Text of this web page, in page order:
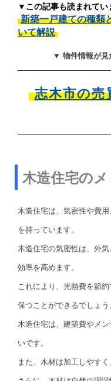
▼この記事も読まれてい
新築一戸建ての種類
いて解説
▼ 物件情報が見
志木市の売
木造住宅の
木造住宅は、気密性や費
を持っています。
木造住宅の気密性は、外
効率を高めます。
これにより、光熱費を節
保つことができるでしょう
木造住宅は、建築費やメ
いです。
また、木材は加工しやす